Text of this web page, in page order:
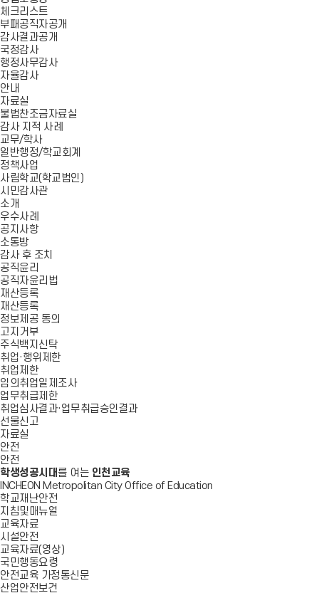
체크리스트
부패공직자공개
감사결과공개
국정감사
행정사무감사
자율감사
안내
자료실
불법찬조금자료실
감사 지적 사례
교무/학사
일반행정/학교회계
정책사업
사립학교(학교법인)
시민감사관
소개
우수사례
공지사항
소통방
감사 후 조치
공직윤리
공직자윤리법
재산등록
재산등록
정보제공 동의
고지거부
주식백지신탁
취업·행위제한
취업제한
임의취업일제조사
업무취급제한
취업심사결과·업무취급승인결과
선물신고
자료실
안전
안전
학생성공시대 를 여는 인천교육
INCHEON Metropolitan City Office of Education
학교재난안전
지침및매뉴얼
교육자료
시설안전
교육자료(영상)
국민행동요령
안전교육 가정통신문
산업안전보건